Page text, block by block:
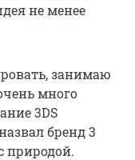
не менее
занимаю
много
3DS
бренд 3
природой.